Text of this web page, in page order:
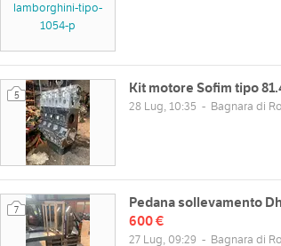
Via Cappelle, 14, 48032 Bagnara di
Romagna RA, Italia
Mappa
Sito web
https://www.baldissarrierinno.it/
Mer
Gio
Ven
5 Kit motore Sofim tipo
28 Lug, 10:35 - Bagnara di
7
Pedana sollevamento
600 €
27 Lug, 09:29 - Bagnara di